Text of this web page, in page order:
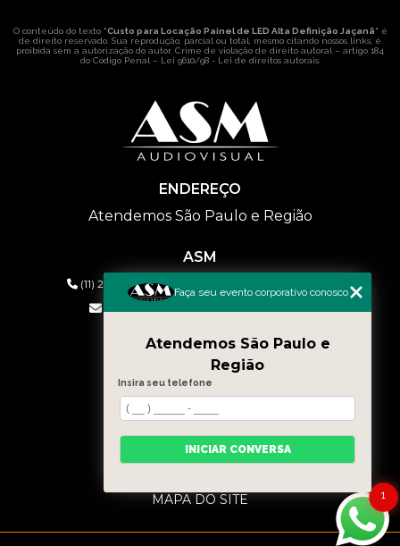
O conteúdo do texto "Custo para Locação Painel de LED Alta Definição Jaçanã" é
de direito reservado. Sua reprodução, parcial ou total, mesmo citando nossos links, é
proibida sem a autorização do autor. Crime de violação de direito autoral – artigo 184
do Código Penal – Lei 9610/98 - Lei de direitos autorais.
ENDEREÇO
Atendemos São Paulo e Região
ASM
(11) 2626-2019 (11) 99577-9954
eventos@asmaudiovisual.com.br
MENU
HOME
QUEM SOMOS
SERVIÇOS
CONTATO
BLOG
MAPA DO SITE
1
Faça seu evento corporativo conosco
Atendemos São Paulo e
Região
Insira seu telefone
INICIAR CONVERSA